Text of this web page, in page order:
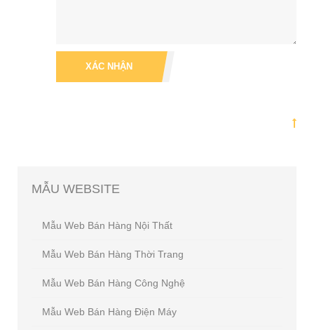
XÁC NHẬN
MẪU WEBSITE
Mẫu Web Bán Hàng Nội Thất
Mẫu Web Bán Hàng Thời Trang
Mẫu Web Bán Hàng Công Nghệ
Mẫu Web Bán Hàng Điện Máy